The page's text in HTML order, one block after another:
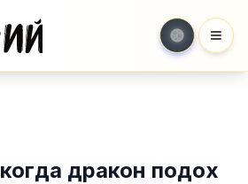
когда дракон подох